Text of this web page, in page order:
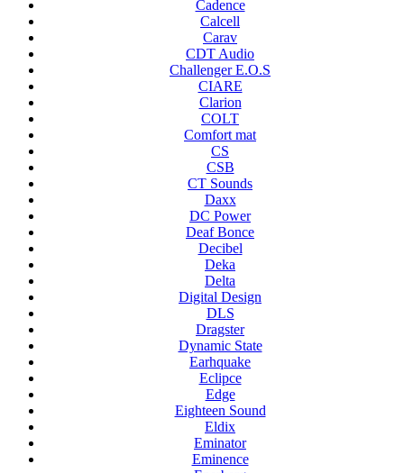
Cadence
Calcell
Carav
CDT Audio
Challenger E.O.S
CIARE
Clarion
COLT
Comfort mat
CS
CSB
CT Sounds
Daxx
DC Power
Deaf Bonce
Decibel
Deka
Delta
Digital Design
DLS
Dragster
Dynamic State
Earhquake
Eclipce
Edge
Eighteen Sound
Eldix
Eminator
Eminence